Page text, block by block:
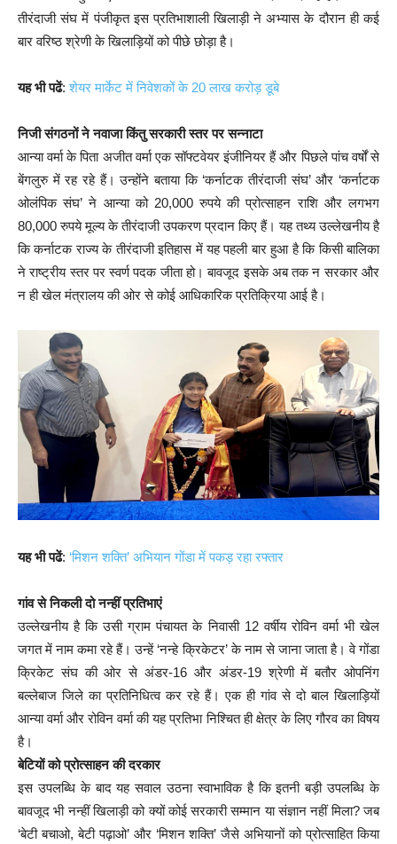
तीरंदाजी संघ में पंजीकृत इस प्रतिभाशाली खिलाड़ी ने अभ्यास के दौरान ही कई
बार वरिष्ठ श्रेणी के खिलाड़ियों को पीछे छोड़ा है।
यह भी पढें:शेयर मार्केट में निवेशकों के 20 लाख करोड़ डूबे
निजी संगठनों ने नवाजा किंतु सरकारी स्तर पर सन्नाटा
आन्या वर्मा के पिता अजीत वर्मा एक सॉफ्टवेयर इंजीनियर हैं और पिछले पांच वर्षों से
बेंगलुरु में रह रहे हैं। उन्होंने बताया कि ‘कर्नाटक तीरंदाजी संघ’ और ‘कर्नाटक
ओलंपिक संघ’ ने आन्या को 20,000 रुपये की प्रोत्साहन राशि और लगभग
80,000 रुपये मूल्य के तीरंदाजी उपकरण प्रदान किए हैं। यह तथ्य उल्लेखनीय है
कि कर्नाटक राज्य के तीरंदाजी इतिहास में यह पहली बार हुआ है कि किसी बालिका
ने राष्ट्रीय स्तर पर स्वर्ण पदक जीता हो। बावजूद इसके अब तक न सरकार और
न ही खेल मंत्रालय की ओर से कोई आधिकारिक प्रतिक्रिया आई है।
यह भी पढें: ‘मिशन शक्ति’ अभियान गोंडा में पकड़ रहा रफ्तार
गांव से निकली दो नन्हीं प्रतिभाएं
उल्लेखनीय है कि उसी ग्राम पंचायत के निवासी 12 वर्षीय रोविन वर्मा भी खेल
जगत में नाम कमा रहे हैं। उन्हें ‘नन्हे क्रिकेटर’ के नाम से जाना जाता है। वे गोंडा
क्रिकेट संघ की ओर से अंडर-16 और अंडर-19 श्रेणी में बतौर ओपनिंग
बल्लेबाज जिले का प्रतिनिधित्व कर रहे हैं। एक ही गांव से दो बाल खिलाड़ियों
आन्या वर्मा और रोविन वर्मा की यह प्रतिभा निश्चित ही क्षेत्र के लिए गौरव का विषय
है।
बेटियों को प्रोत्साहन की दरकार
इस उपलब्धि के बाद यह सवाल उठना स्वाभाविक है कि इतनी बड़ी उपलब्धि के
बावजूद भी नन्हीं खिलाड़ी को क्यों कोई सरकारी सम्मान या संज्ञान नहीं मिला? जब
‘बेटी बचाओ, बेटी पढ़ाओ’ और ‘मिशन शक्ति’ जैसे अभियानों को प्रोत्साहित किया